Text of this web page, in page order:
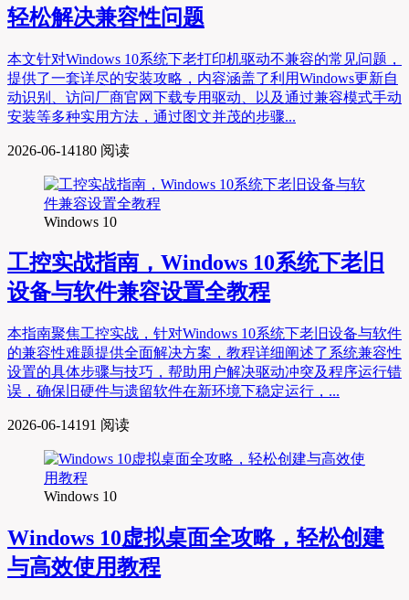
轻松解决兼容性问题
本文针对Windows 10系统下老打印机驱动不兼容的常见问题，
提供了一套详尽的安装攻略，内容涵盖了利用Windows更新自
动识别、访问厂商官网下载专用驱动、以及通过兼容模式手动
安装等多种实用方法，通过图文并茂的步骤...
2026-06-14180 阅读
Windows 10
工控实战指南，Windows 10系统下老旧
设备与软件兼容设置全教程
本指南聚焦工控实战，针对Windows 10系统下老旧设备与软件
的兼容性难题提供全面解决方案，教程详细阐述了系统兼容性
设置的具体步骤与技巧，帮助用户解决驱动冲突及程序运行错
误，确保旧硬件与遗留软件在新环境下稳定运行，...
2026-06-14191 阅读
Windows 10
Windows 10虚拟桌面全攻略，轻松创建
与高效使用教程